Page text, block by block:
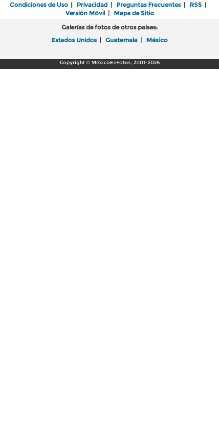
Condiciones de Uso | Privacidad | Preguntas Frecuentes | RSS |
Versión Móvil| Mapa de Sitio
Galerías de fotos de otros países:
Estados Unidos | Guatemala | México
Copyright © MéxicoEnFotos, 2001-2026